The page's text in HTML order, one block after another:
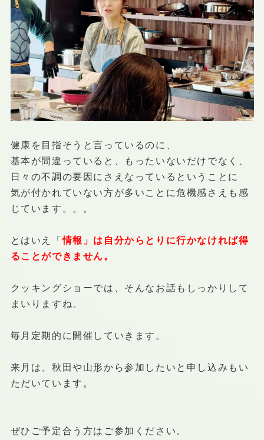
健康を目指そうと言っているのに、
基本が間違っていると、もったいないだけでなく、
日々の不調の要因にさえなっているということに
気が付かれていない方が多いことに危機感さえも感
じています。。。
とはいえ「情報」は自分からとりに行かなければ得
ることができません。
クッキングショーでは、そんなお話もしっかりして
まいりますね。
毎月定期的に開催していきます。
来月は、秋田や山形から参加したいと申し込みもい
ただいています。
ぜひご予定合う方はご参加ください。